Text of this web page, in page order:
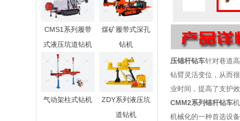
CMS1系列履带
式液压坑道钻机
煤矿履带式深孔
钻机
气动架柱式钻机
ZDY系列液压坑
道钻机
压锚杆钻车针对巷道
钻臂灵活变位，从而
业时间，提高了支护效
CMM2系列锚杆钻车
机械化的一种首选设备